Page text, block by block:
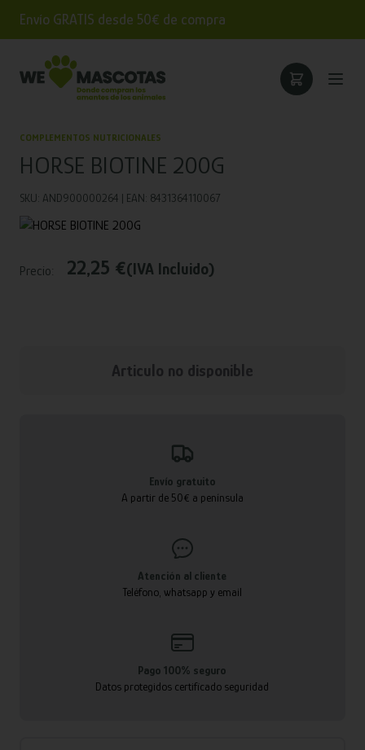
Envío GRATIS desde 50€ de compra
COMPLEMENTOS NUTRICIONALES
HORSE BIOTINE 200G
SKU: AND900000264 | EAN: 8431364110067
Precio: 22,25 €(IVA Incluido)
Articulo no disponible
Envío gratuito
A partir de 50€ a península
Atención al cliente
Teléfono, whatsapp y email
Pago 100% seguro
Datos protegidos certificado seguridad